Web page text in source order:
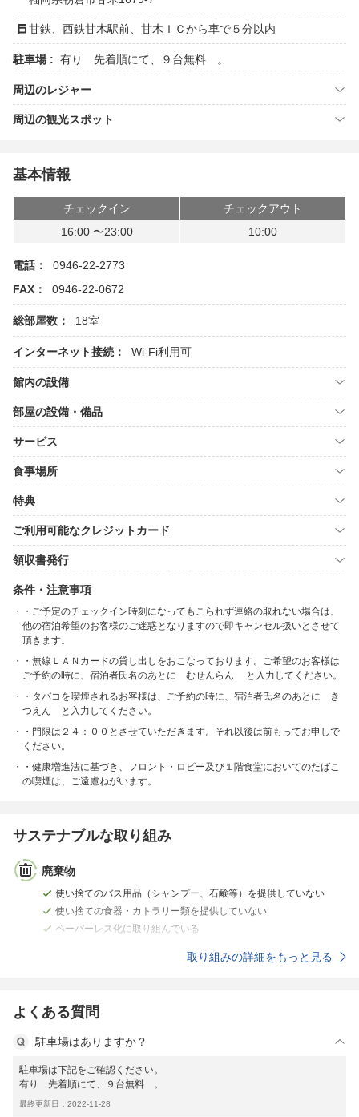
甘鉄、西鉄甘木駅前、甘木ＩＣから車で５分以内
駐車場 : 有り 先着順にて、９台無料 。
周辺のレジャー
周辺の観光スポット
基本情報
チェックイン
チェックアウト
16:00 〜23:00
10:00
電話：
0946-22-2773
FAX：
0946-22-0672
総部屋数： 18室
インターネット接続： Wi-Fi利用可
館内の設備
部屋の設備・備品
サービス
食事場所
特典
ご利用可能なクレジットカード
領収書発行
条件・注意事項
・ご予定のチェックイン時刻になってもこられず連絡の取れない場合は、
他の宿泊希望のお客様のご迷惑となりますので即キャンセル扱いとさせて
頂きます。
・無線ＬＡＮカードの貸し出しをおこなっております。ご希望のお客様は
ご予約の時に、宿泊者氏名のあとに むせんらん と入力してください。
・タバコを喫煙されるお客様は、ご予約の時に、宿泊者氏名のあとに き
つえん と入力してください。
・門限は２４：００とさせていただきます。それ以後は前もってお申しで
ください。
・健康増進法に基づき、フロント・ロビー及び１階食堂においてのたばこ
の喫煙は、ご遠慮ねがいます。
サステナブルな取り組み
廃棄物
使い捨てのバス用品（シャンプー、石鹸等）を提供していない
使い捨ての食器・カトラリー類を提供していない
ペーパーレス化に取り組んでいる
取り組みの詳細をもっと見る
よくある質問
駐車場はありますか？
駐車場は下記をご確認ください。
有り 先着順にて、９台無料 。
最終更新日：2022-11-28